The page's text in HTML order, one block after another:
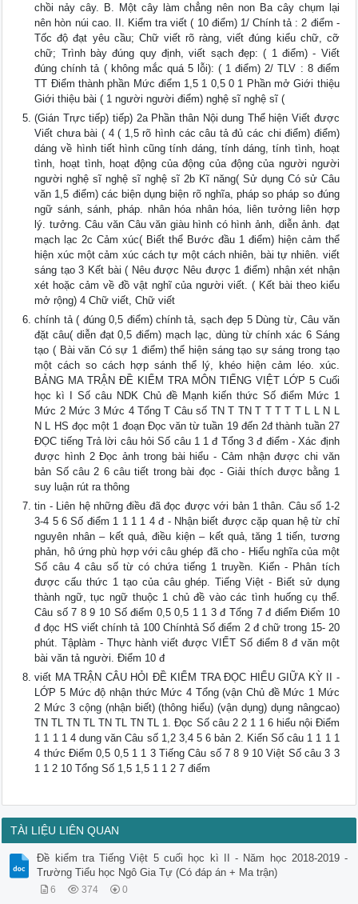
chồi nảy cây. B. Một cây làm chẳng nên non Ba cây chụm lại
nên hòn núi cao. II. Kiểm tra viết ( 10 điểm) 1/ Chính tả : 2 điểm -
Tốc độ đạt yêu cầu; Chữ viết rõ ràng, viết đúng kiểu chữ, cỡ
chữ; Trình bày đúng quy định, viết sạch đẹp: ( 1 điểm) - Viết
đúng chính tả ( không mắc quá 5 lỗi): ( 1 điểm) 2/ TLV : 8 điểm
TT Điểm thành phần Mức điểm 1,5 1 0,5 0 1 Phần mở Giới thiệu
Giới thiệu bài ( 1 người người điểm) nghệ sĩ nghệ sĩ (
(Gián Trực tiếp) tiếp) 2a Phần thân Nội dung Thể hiện Viết được
Viết chưa bài ( 4 ( 1,5 rõ hình các câu tả đủ các chi điểm) điểm)
dáng về hình tiết hình cũng tính dáng, tính dáng, tính tình, hoạt
tình, hoạt tình, hoạt động của động của động của người người
người nghệ sĩ nghệ sĩ nghệ sĩ 2b Kĩ năng( Sử dụng Có sử Câu
văn 1,5 điểm) các biện dụng biện rõ nghĩa, pháp so pháp so đúng
ngữ sánh, sánh, pháp. nhân hóa nhân hóa, liên tưởng liên hợp
lý. tưởng. Câu văn Câu văn giàu hình có hình ảnh, diễn ảnh. đạt
mạch lạc 2c Cảm xúc( Biết thể Bước đầu 1 điểm) hiện cảm thể
hiện xúc một cảm xúc cách tự một cách nhiên, bài tự nhiên. viết
sáng tạo 3 Kết bài ( Nêu được Nêu được 1 điểm) nhận xét nhận
xét hoặc cảm về đồ vật nghĩ của người viết. ( Kết bài theo kiểu
mở rộng) 4 Chữ viết, Chữ viết
chính tả ( đúng 0,5 điểm) chính tả, sạch đẹp 5 Dùng từ, Câu văn
đặt câu( diễn đạt 0,5 điểm) mạch lạc, dùng từ chính xác 6 Sáng
tạo ( Bài văn Có sự 1 điểm) thể hiện sáng tạo sự sáng trong tạo
một cách so cách hợp sánh thể lý, khéo hiện cảm léo. xúc.
BẢNG MA TRẬN ĐỀ KIỂM TRA MÔN TIẾNG VIỆT LỚP 5 Cuối
học kì I Số câu NDK Chủ đề Mạnh kiến thức Số điểm Mức 1
Mức 2 Mức 3 Mức 4 Tổng T Câu số TN T TN T T T T T L L N L
N L HS đọc một 1 đoạn Đọc văn từ tuần 19 đến 2đ thành tuần 27
ĐỌC tiếng Trả lời câu hỏi Số câu 1 1 đ Tổng 3 đ điểm - Xác định
được hình 2 Đọc ảnh trong bài hiểu - Cảm nhận được chi văn
bản Số câu 2 6 câu tiết trong bài đọc - Giải thích được bằng 1
suy luận rút ra thông
tin - Liên hệ những điều đã đọc được với bản 1 thân. Câu số 1-2
3-4 5 6 Số điểm 1 1 1 1 4 đ - Nhận biết được cặp quan hệ từ chỉ
nguyên nhân – kết quả, điều kiện – kết quả, tăng 1 tiến, tương
phản, hô ứng phù hợp với câu ghép đã cho - Hiểu nghĩa của một
Số câu 4 câu số từ có chứa tiếng 1 truyền. Kiến - Phân tích
được cấu thức 1 tạo của câu ghép. Tiếng Việt - Biết sử dụng
thành ngữ, tục ngữ thuộc 1 chủ đề vào các tình huống cụ thể.
Câu số 7 8 9 10 Số điểm 0,5 0,5 1 1 3 đ Tổng 7 đ điểm Điểm 10
đ đọc HS viết chính tả 100 Chínhtả Số điểm 2 đ chữ trong 15- 20
phút. Tậplàm - Thực hành viết được VIẾT Số điểm 8 đ văn một
bài văn tả người. Điểm 10 đ
viết MA TRẬN CÂU HỎI ĐỀ KIỂM TRA ĐỌC HIỂU GIỮA KỲ II -
LỚP 5 Mức độ nhận thức Mức 4 Tổng (vận Chủ đề Mức 1 Mức
2 Mức 3 cộng (nhận biết) (thông hiểu) (vận dụng) dụng nângcao)
TN TL TN TL TN TL TN TL 1. Đọc Số câu 2 2 1 1 6 hiểu nội Điểm
1 1 1 1 4 dung văn Câu số 1,2 3,4 5 6 bản 2. Kiến Số câu 1 1 1 1
4 thức Điểm 0,5 0,5 1 1 3 Tiếng Câu số 7 8 9 10 Việt Số câu 3 3
1 1 2 10 Tổng Số 1,5 1,5 1 1 2 7 điểm
TÀI LIỆU LIÊN QUAN
Đề kiểm tra Tiếng Việt 5 cuối học kì II - Năm học 2018-2019 -
Trường Tiểu học Ngô Gia Tự (Có đáp án + Ma trận)
6 374 0